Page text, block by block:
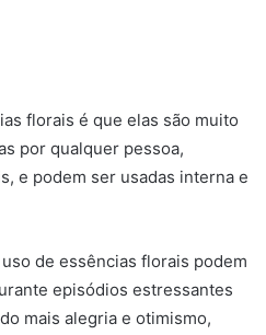
florais é que elas são muito
por qualquer pessoa,
e podem ser usadas interna e
de essências florais podem
episódios estressantes
mais alegria e otimismo,